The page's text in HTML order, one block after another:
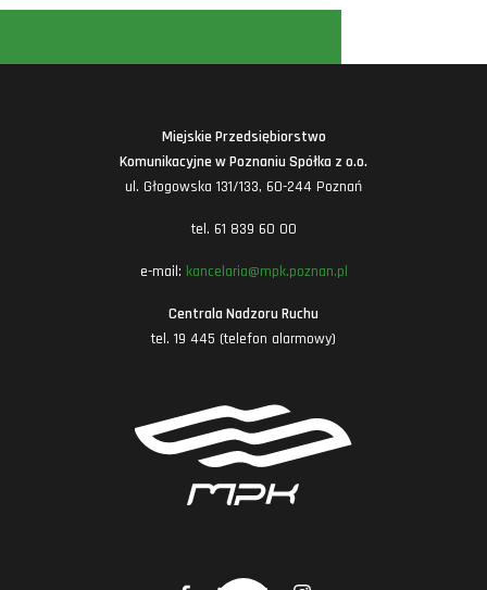
Miejskie Przedsiębiorstwo
Komunikacyjne w Poznaniu Spółka z o.o.
ul. Głogowska 131/133, 60-244 Poznań
tel. 61 839 60 00
e-mail: kancelaria@mpk.poznan.pl
Centrala Nadzoru Ruchu
tel. 19 445 (telefon alarmowy)